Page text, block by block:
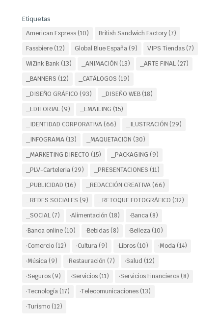
Etiquetas
American Express(10) British Sandwich Factory(7)
Fassbiere(12) Global Blue España(9) VIPS Tiendas(7)
WiZink Bank(13) _ANIMACIÓN (13) _ARTE FINAL(27)
_BANNERS (12) _CATÁLOGOS (19)
_DISEÑO GRÁFICO (93) _DISEÑO WEB(18)
_EDITORIAL(9) _EMAILING (15)
_IDENTIDAD CORPORATIVA(66) _ILUSTRACIÓN (29)
_INFOGRAMA(13) _MAQUETACIÖN (30)
_MARKETING DIRECTO (15) _PACKAGING (9)
_PLV-Carteleria(29) _PRESENTACIONES (11)
_PUBLICIDAD (16) _REDACCIÓN CREATIVA(66)
_REDES SOCIALES (9) _RETOQUE FOTOGRÁFICO (32)
_SOCIAL(7) ·Alimentación (18) ·Banca(8)
·Banca online(10) ·Bebidas(8) ·Belleza(10)
·Comercio(12) ·Cultura(9) ·Libros(10) ·Moda(14)
·Música(9) ·Restauración (7) ·Salud (12)
·Seguros(9) ·Servicios(11) ·Servicios Financieros(8)
·Tecnología(17) ·Telecomunicaciones(13)
·Turismo(12)